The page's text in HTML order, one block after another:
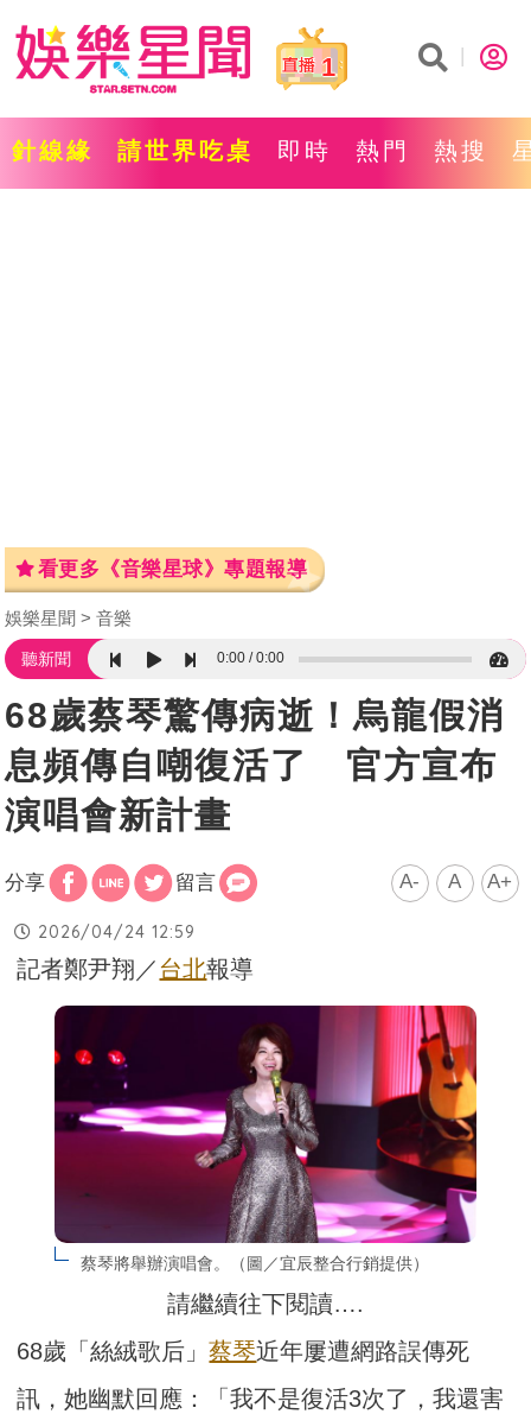
1
針線緣 請世界吃桌 即時 熱門 熱搜
看更多《音樂星球》專題報導
娛樂星聞 音樂
聽新聞 0:00 0:00
68歲蔡琴驚傳病逝！烏龍假消
息頻傳自嘲復活了 官方宣布
演唱會新計畫
分享 留言 A- A A+
2026/04/24 12:59
記者鄭尹翔／台北報導
蔡琴將舉辦演唱會。（圖／宜辰整合行銷提供）
請繼續往下閱讀….
68歲「絲絨歌后」蔡琴近年屢遭網路誤傳死
訊，她幽默回應：「我不是復活3次了，我還害